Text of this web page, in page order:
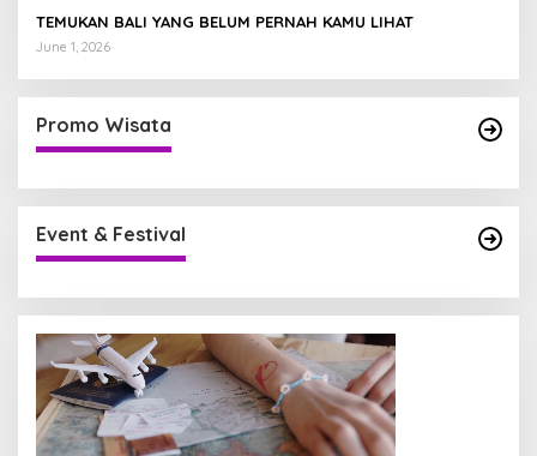
TEMUKAN BALI YANG BELUM PERNAH KAMU LIHAT
June 1, 2026
Promo Wisata
Event & Festival